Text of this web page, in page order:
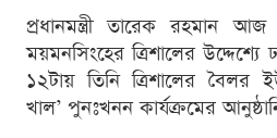
প্রধানমন্ত্রী তারেক রহমান
ময়মনসিংহের ত্রিশালের
১২টায় তিনি ত্রিশালের বৈলর
খাল’ পুনঃখনন কার্যক্রমের